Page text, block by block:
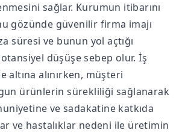
sağlar. Kurumun itibarını
gözünde güvenilir firma imajı
süresi ve bunun yol açtığı
düşüşe sebep olur. İş
altına alınırken, müşteri
ürünlerin sürekliliği sağlanarak
ve sadakatine katkıda
ve hastalıklar nedeni ile üretimin